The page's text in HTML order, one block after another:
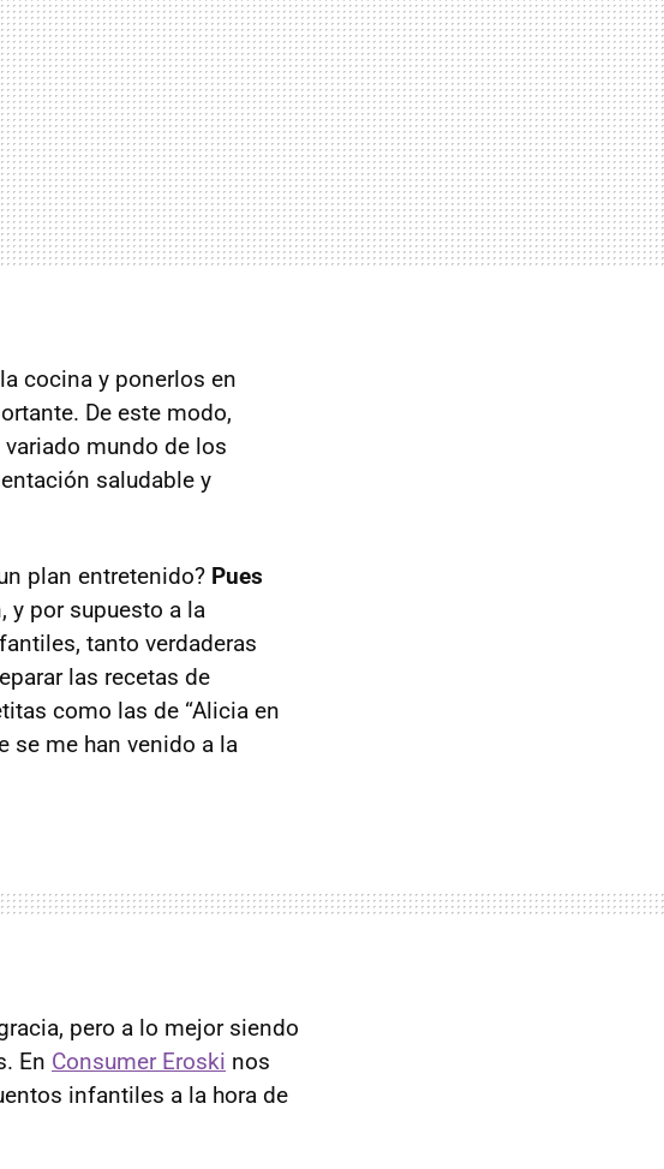
cocina y ponerlos en
De este modo,
mundo de los
saludable y
plan entretenido? Pues
y por supuesto a la
tanto verdaderas
las recetas de
como las de “Alicia en
se me han venido a la
pero a lo mejor siendo
En Consumer Eroski nos
infantiles a la hora de